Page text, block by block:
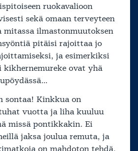
ruokavalioon
sekä omaan terveyteen
mitassa ilmastonmuutoksen
pitäisi rajoittaa jo
ja esimerkiksi
ovat yhä
sontaa! Kinkkua on
vuotta ja liha kuuluu
missä pontikkakin. Ei
jaksa joulua remuta, ja